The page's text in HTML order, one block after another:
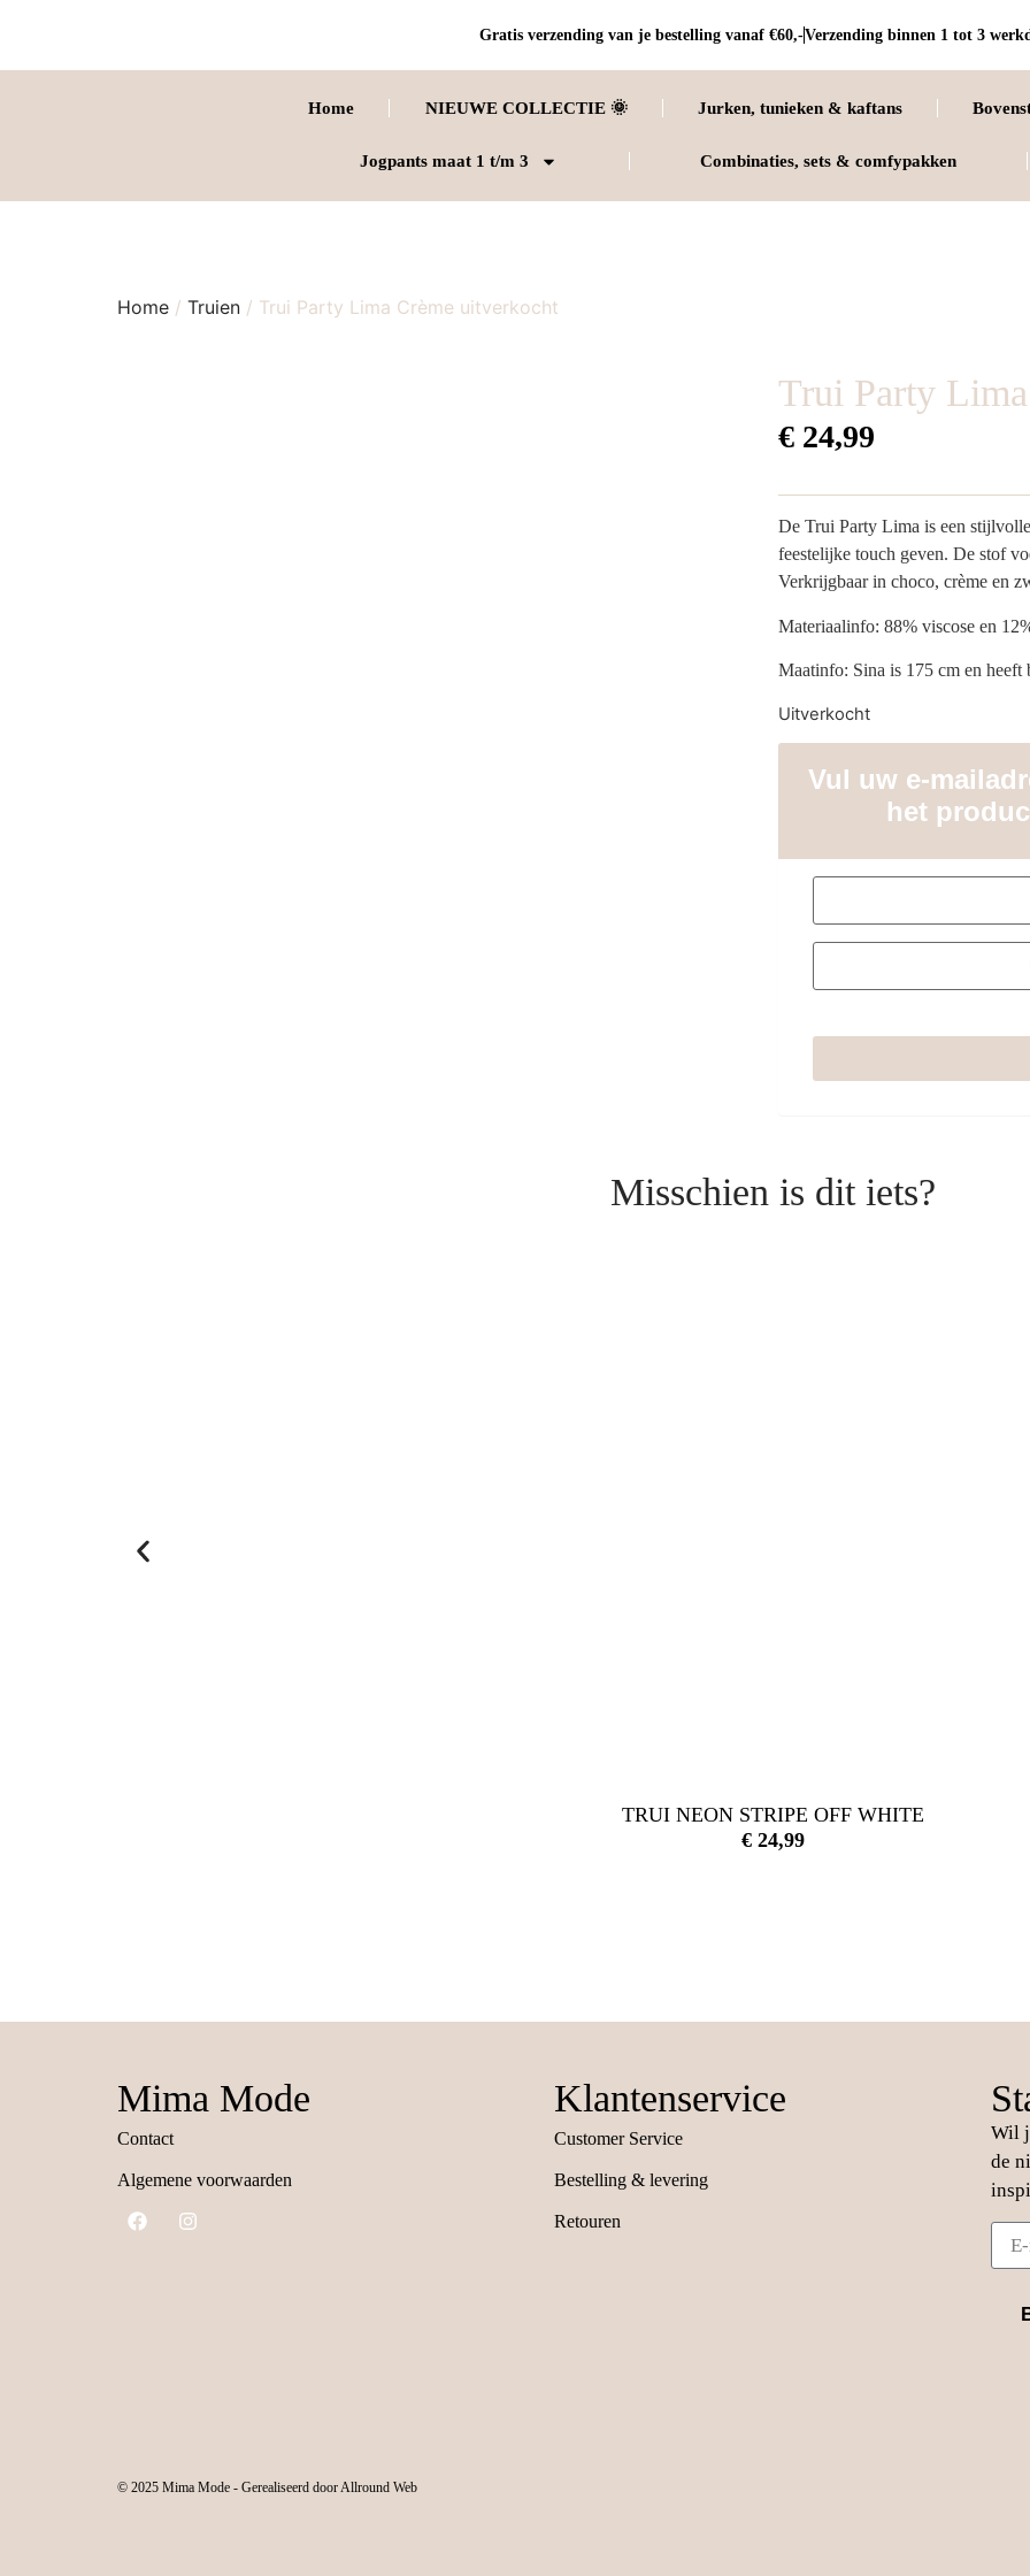
Gratis verzending van je bestelling vanaf €60,-Verzending binnen 1 tot 3
Home NIEUWE COLLECTIE 🌞 Jurken, tunieken & kaftans
Jogpants maat 1 t/m 3 Combinaties, sets & comfypakken
Home / Truien / Trui Party Lima Crème uitverkocht
Trui Party
€24,99
De Trui Party Lima is een
feestelijke touch geven. De stof
Verkrijgbaar in choco, crème en
Materiaalinfo: 88% viscose en
Maatinfo: Sina is 175 cm en heeft
Uitverkocht
Vul uw e-
het
Misschien is dit iets?
TRUI NEON STRIPE OFF WHITE
€24,99
Mima Mode
Contact
Algemene voorwaarden
Klantenservice
Customer Service
Bestelling & levering
Retouren
Wil
de
© 2025 Mima Mode - Gerealiseerd door Allround Web